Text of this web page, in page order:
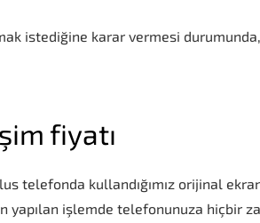
istediğine karar vermesi
fiyatı
telefonda kullandığımız orijinal
yapılan işlemde telefonunuza hiçbir